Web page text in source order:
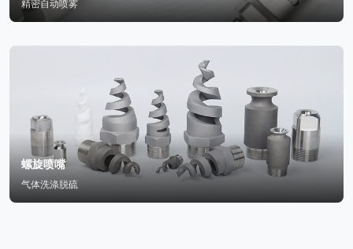
精密自动喷雾
螺旋喷嘴
气体洗涤脱硫